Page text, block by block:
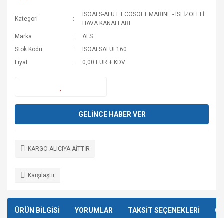
Kategori
ISOAFS-ALU.F ECOSOFT MARINE - ISI İZOLELİ
HAVA KANALLARI
Marka
AFS
Stok Kodu
ISOAFSALUF160
Fiyat
0,00 EUR + KDV
GELİNCE HABER VER
KARGO ALICIYA AİTTİR
Karşılaştır
ÜRÜN BİLGİSİ YORUMLAR TAKSİT SEÇENEKLERİ